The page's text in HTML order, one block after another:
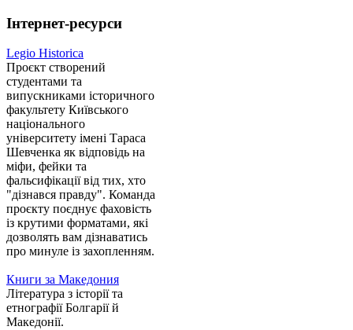
Інтернет-ресурси
Legio Historica
Проєкт створений
студентами та
випускниками історичного
факультету Київського
національного
університету імені Тараса
Шевченка як відповідь на
міфи, фейки та
фальсифікації від тих, хто
"дізнався правду". Команда
проєкту поєднує фаховість
із крутими форматами, які
дозволять вам дізнаватись
про минуле із захопленням.
Книги за Македония
Література з історії та
етнографії Болгарії й
Македонії.